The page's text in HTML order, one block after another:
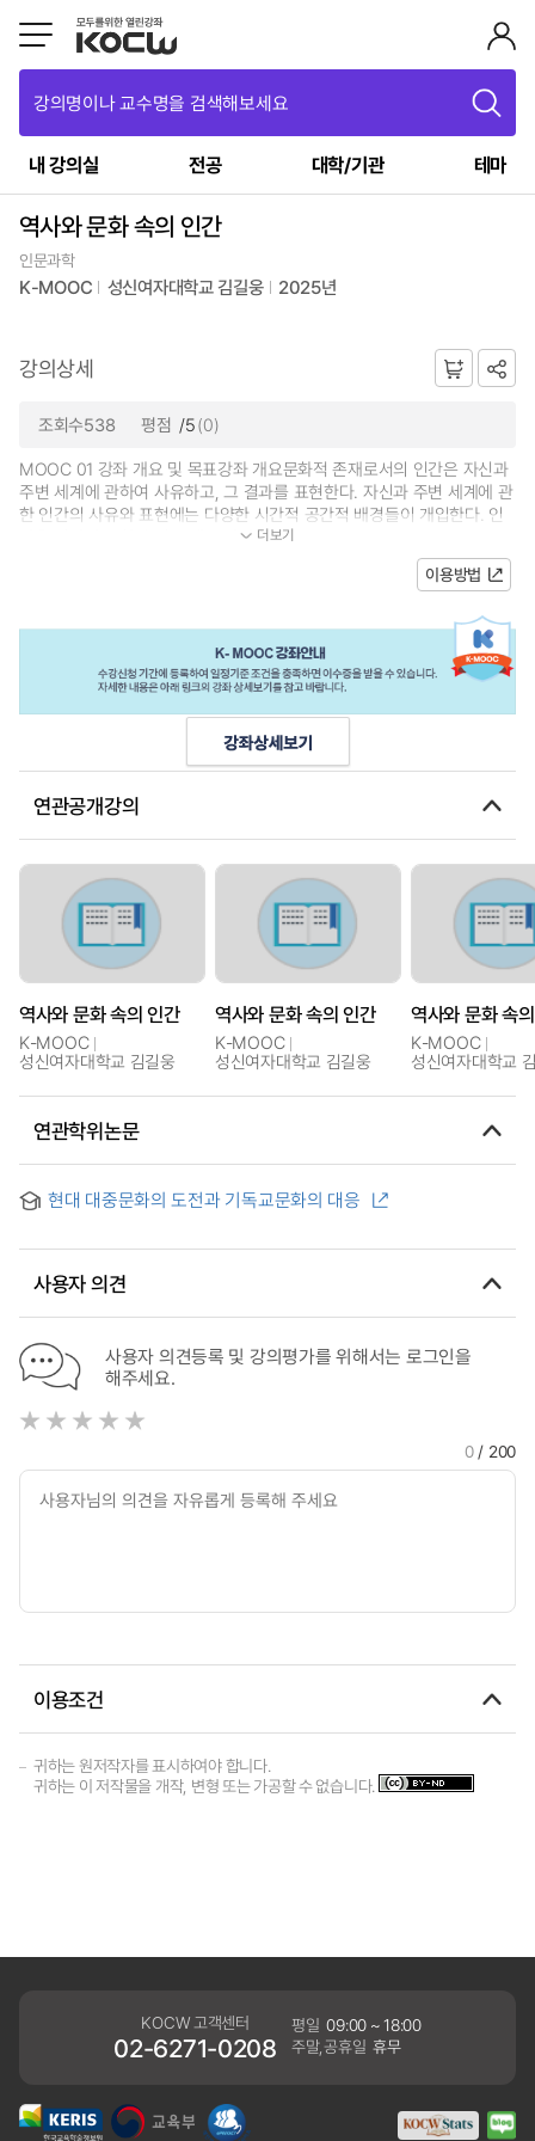
강의명이나 교수명을 검색해보세요
내 강의실 전공 대학/기관 테마
역사와 문화 속의 인간
인문과학
K-MOOC 성신여자대학교 김길웅 2025년
강의상세
조회수538 평점 /5(0)
MOOC 01 강좌 개요 및 목표강좌 개요문화적 존재로서의 인간은 자신과
주변 세계에 관하여 사유하고, 그 결과를 표현한다. 자신과 주변 세계에 관
한 인간의 사유와 표현에는 다양한 시간적 공간적 배경들이 개입한다. 인
간을 역사와 문화 속의 존재로 파악...더보기
이용방법
연관공개강의
역사와 문화 속의 인간
K-MOOC
성신여자대학교 김길웅
역사와 문화 속의 인간
K-MOOC
성신여자대학교 김길웅
역사와 문화 속
K-MOOC
성신여자대학교
연관학위논문
현대 대중문화의 도전과 기독교문화의 대응
사용자 의견
사용자 의견등록 및 강의평가를 위해서는 로그인을
해주세요.
0/ 200
이용조건
귀하는 원저작자를 표시하여야 합니다.
귀하는 이 저작물을 개작, 변형 또는 가공할 수 없습니다.
KOCW 고객센터
02-6271-0208
평일 09:00 ~ 18:00
주말,공휴일 휴무